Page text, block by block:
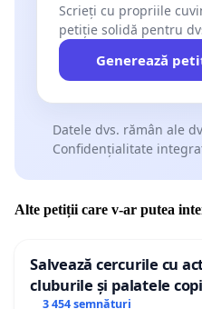
Scrieți cu propriile
petiție solidă pentru
Generează
Datele dvs. rămân ale
Confidențialitate
Alte petiții care v-ar putea
Salvează cercurile cu
cluburile și palatele
3 454 semnături